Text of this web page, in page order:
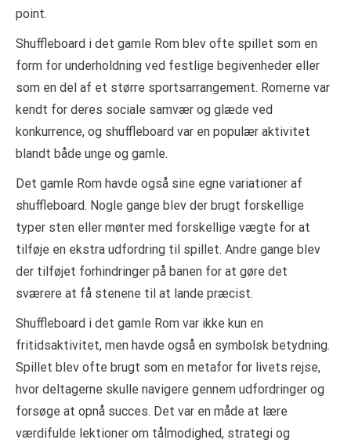
point.
Shuffleboard i det gamle Rom blev ofte spillet som en
form for underholdning ved festlige begivenheder eller
som en del af et større sportsarrangement. Romerne var
kendt for deres sociale samvær og glæde ved
konkurrence, og shuffleboard var en populær aktivitet
blandt både unge og gamle.
Det gamle Rom havde også sine egne variationer af
shuffleboard. Nogle gange blev der brugt forskellige
typer sten eller mønter med forskellige vægte for at
tilføje en ekstra udfordring til spillet. Andre gange blev
der tilføjet forhindringer på banen for at gøre det
sværere at få stenene til at lande præcist.
Shuffleboard i det gamle Rom var ikke kun en
fritidsaktivitet, men havde også en symbolsk betydning.
Spillet blev ofte brugt som en metafor for livets rejse,
hvor deltagerne skulle navigere gennem udfordringer og
forsøge at opnå succes. Det var en måde at lære
værdifulde lektioner om tålmodighed, strategi og